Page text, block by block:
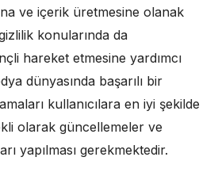
ve içerik üretmesine olanak
konularında da
hareket etmesine yardımcı
dünyasında başarılı bir
kullanıcılara en iyi şekilde
olarak güncellemeler ve
yapılması gerekmektedir.